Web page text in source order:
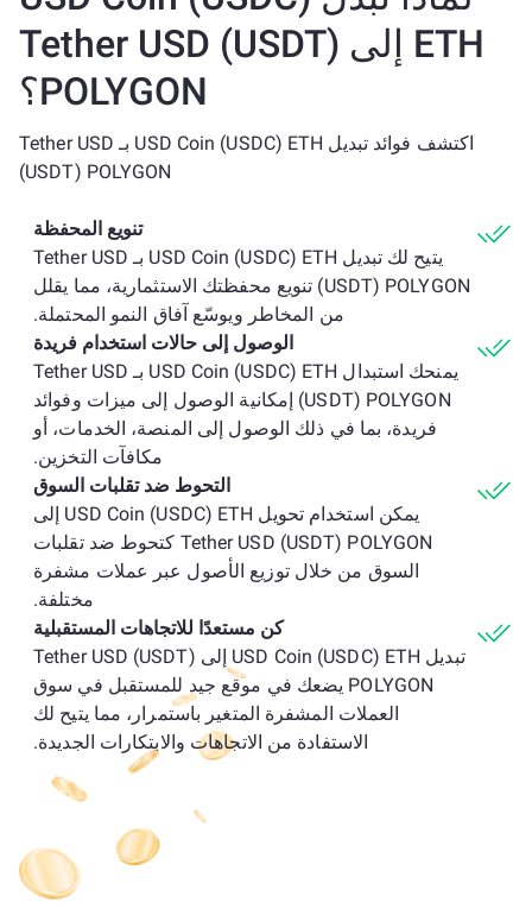
ETH إلى Tether USD (USDT)
POLYGON؟
اكتشف فوائد تبديل USD Coin (USDC) ETH بـ Tether USD
(USDT) POLYGON
تنويع المحفظة
يتيح لك تبديل USD Coin (USDC) ETH بـ Tether USD
(USDT) POLYGON تنويع محفظتك الاستثمارية، مما يقلل
من المخاطر ويوسّع آفاق النمو المحتملة.
الوصول إلى حالات استخدام فريدة
يمنحك استبدال USD Coin (USDC) ETH بـ Tether USD
(USDT) POLYGON إمكانية الوصول إلى ميزات وفوائد
فريدة، بما في ذلك الوصول إلى المنصة، الخدمات، أو
مكافآت التخزين.
التحوط ضد تقلبات السوق
يمكن استخدام تحويل USD Coin (USDC) ETH إلى
Tether USD (USDT) POLYGON كتحوط ضد تقلبات
السوق من خلال توزيع الأصول عبر عملات مشفرة
مختلفة.
كن مستعدًا للاتجاهات المستقبلية
تبديل USD Coin (USDC) ETH إلى Tether USD (USDT)
POLYGON يضعك في موقع جيد للمستقبل في سوق
العملات المشفرة المتغير باستمرار، مما يتيح لك
الاستفادة من الاتجاهات والابتكارات الجديدة.